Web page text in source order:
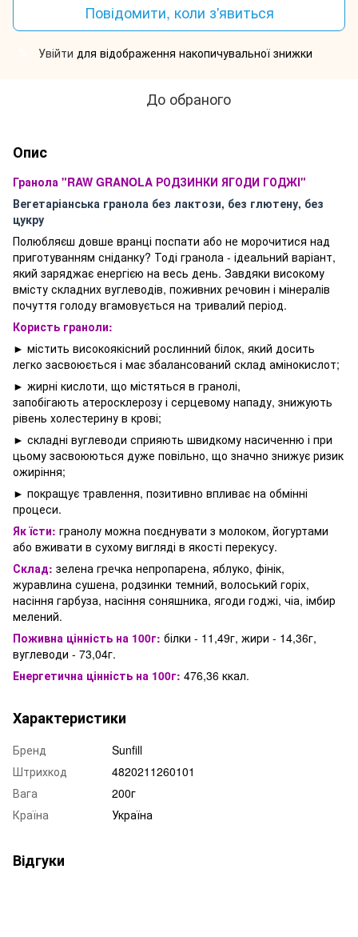
Повідомити, коли з'явиться
Увійти для відображення накопичувальної знижки
До обраного
Опис
Гранола "RAW GRANOLA РОДЗИНКИ ЯГОДИ ГОДЖІ"
Вегетаріанська гранола без лактози, без глютену, без
цукру
Полюбляєш довше вранці поспати або не морочитися над
приготуванням сніданку? Тоді гранола - ідеальний варіант,
який заряджає енергією на весь день. Завдяки високому
вмісту складних вуглеводів, поживних речовин і мінералів
почуття голоду вгамовується на тривалий період.
Користь граноли:
► містить високоякісний рослинний білок, який досить
легко засвоюється і має збалансований склад амінокислот;
► жирні кислоти, що містяться в гранолі,
запобігають атеросклерозу і серцевому нападу, знижують
рівень холестерину в крові;
► складні вуглеводи сприяють швидкому насиченню і при
цьому засвоюються дуже повільно, що значно знижує ризик
ожиріння;
► покращує травлення, позитивно впливає на обмінні
процеси.
Як їсти: гранолу можна поєднувати з молоком, йогуртами
або вживати в сухому вигляді в якості перекусу.
Склад: зелена гречка непропарена, яблуко, фінік,
журавлина сушена, родзинки темний, волоський горіх,
насіння гарбуза, насіння соняшника, ягоди годжі, чіа, імбир
мелений.
Поживна цінність на 100г: білки - 11,49г, жири - 14,36г,
вуглеводи - 73,04г.
Енергетична цінність на 100г: 476,36 ккал.
Характеристики
Бренд
Sunfill
Штрихкод
4820211260101
Вага
200г
Країна
Україна
Відгуки